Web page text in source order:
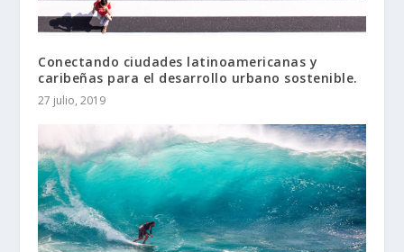
Conectando ciudades latinoamericanas y
caribeñas para el desarrollo urbano sostenible.
27 julio, 2019